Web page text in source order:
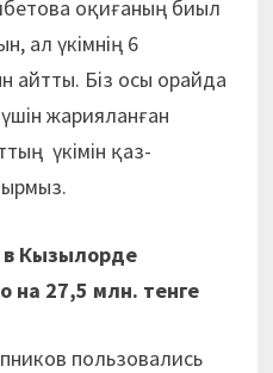
оқиғаның биыл
ал үкімнің 6
айтты. Біз осы орайда
жария­ланған
үкімін қаз-
Кызылорде
на 27,5 млн. тенге
пользовались